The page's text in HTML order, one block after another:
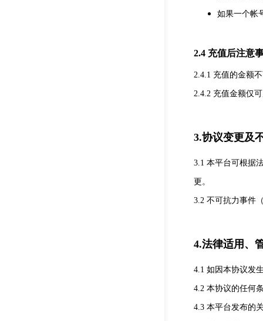
如果一个帐
2.4 充值后注意
2.4.1 充值的金额
2.4.2 充值金额仅
3.协议变更及
3.1 本平台可根据
更。
3.2 不可抗力事件
4.法律适用、
4.1 如因本协议发
4.2 本协议的任何
4.3 本平台发布的